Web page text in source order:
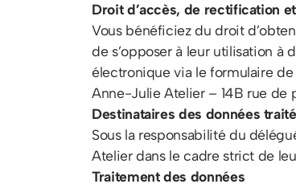
Droit d’accès, de rectification
Vous bénéficiez du droit
de s’opposer à leur utilisation
électronique via le formulaire
Anne-Julie Atelier – 14B rue
Destinataires des données
Sous la responsabilité du
Atelier dans le cadre strict de
Traitement des données